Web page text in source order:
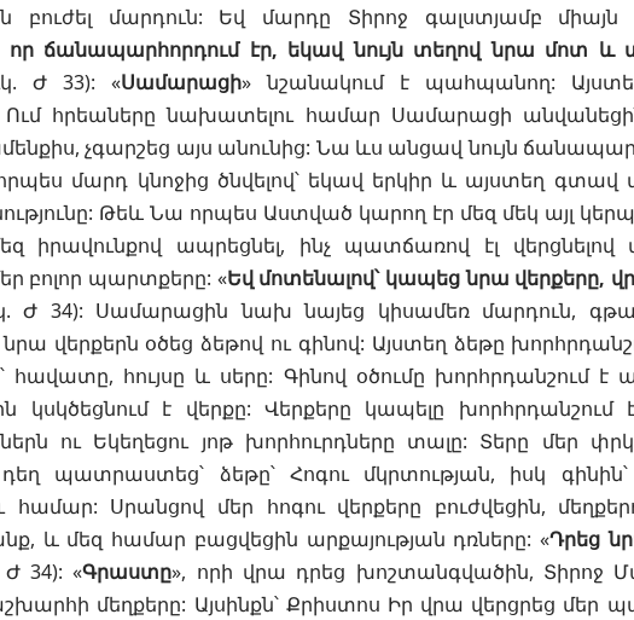
բուժել մարդուն: Եվ մարդը Տիրոջ գալստյամբ
ճանապարհորդում էր, եկավ նույն տեղով նրա մոտ և
Ժ 33): «Սամարացի» նշանակում է պահպանող:
Ում հրեաները նախատելու համար Սամարացի
չգարշեց այս անունից: Նա ևս անցավ նույն
որպես մարդ կնոջից ծնվելով՝ եկավ երկիր և այստեղ գտավ
Թեև Նա որպես Աստված կարող էր մեզ մեկ այլ
իրավունքով ապրեցնել, ինչ պատճառով էլ վերցնելով
բոլոր պարտքերը: «Եվ մոտենալով՝ կապեց նրա վերքերը,
Ժ 34): Սամարացին նախ նայեց կիսամեռ մարդուն,
վերքերն օծեց ձեթով ու գինով: Այստեղ ձեթը
հավատը, հույսը և սերը: Գինով օծումը խորհրդանշում է
կսկծեցնում է վերքը: Վերքերը կապելը խորհրդանշում
ու Եկեղեցու յոթ խորհուրդները տալը: Տերը մեր
պատրաստեց՝ ձեթը՝ Հոգու մկրտության, իսկ
համար: Սրանցով մեր հոգու վերքերը բուժվեցին,
և մեզ համար բացվեցին արքայության դռները: «Դրեց
Ժ 34): «Գրաստը», որի վրա դրեց խոշտանգվածին, Տիրոջ
մեղքերը: Այսինքն՝ Քրիստոս Իր վրա վերցրեց մեր